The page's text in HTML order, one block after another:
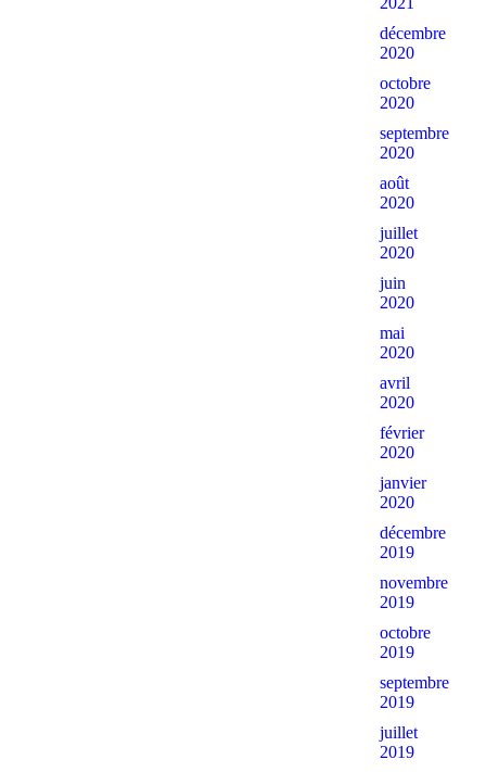
décembre
2020
octobre
2020
septembre
2020
août
2020
juillet
2020
juin
2020
mai
2020
avril
2020
février
2020
janvier
2020
décembre
2019
novembre
2019
octobre
2019
septembre
2019
juillet
2019